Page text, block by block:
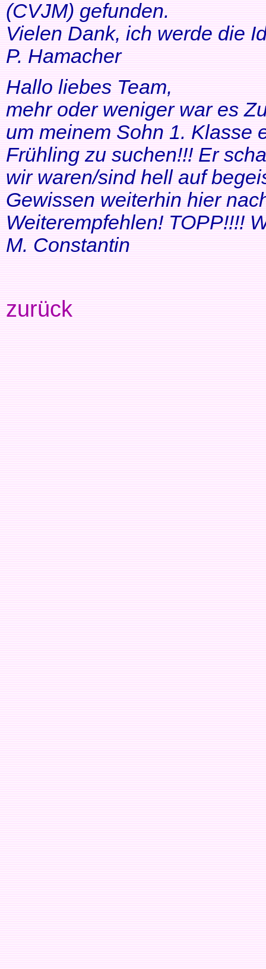
(CVJM) gefunden.
Vielen Dank, ich werde die
P. Hamacher
Hallo liebes Team,
mehr oder weniger war es
um meinem Sohn 1. Klasse
Frühling zu suchen!!! Er
wir waren/sind hell auf
Gewissen weiterhin hier
Weiterempfehlen! TOPP!!!!
M. Constantin
zurück